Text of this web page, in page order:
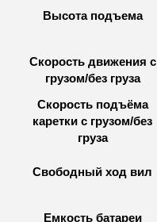
Высота подъема
Скорость движения с
грузом/без груза
Скорость подъёма
каретки с грузом/без
груза
Свободный ход вил
Емкость батареи